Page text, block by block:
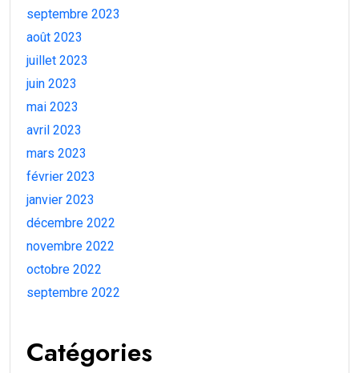
septembre 2023
août 2023
juillet 2023
juin 2023
mai 2023
avril 2023
mars 2023
février 2023
janvier 2023
décembre 2022
novembre 2022
octobre 2022
septembre 2022
Catégories